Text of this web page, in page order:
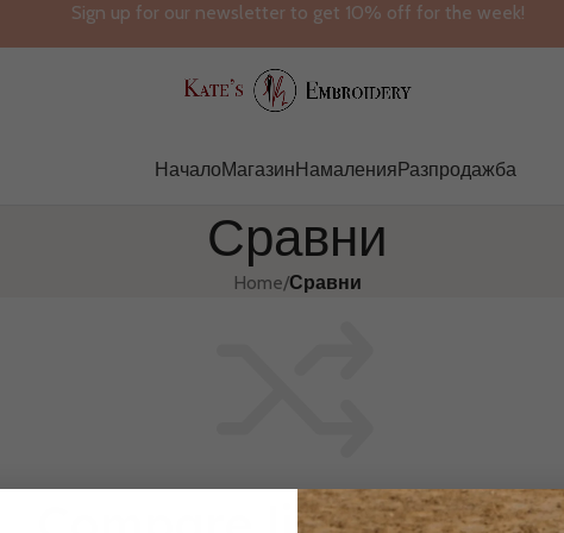
Sign up for our newsletter to get 10% off for the week!
НачалоМагазинНамаленияРазпродажба
Сравни
Home/Сравни